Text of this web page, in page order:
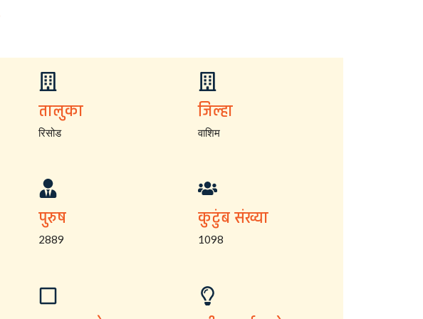
तालुका
रिसोड
जिल्हा
वाशिम
पुरुष
2889
कुटुंब संख्या
1098